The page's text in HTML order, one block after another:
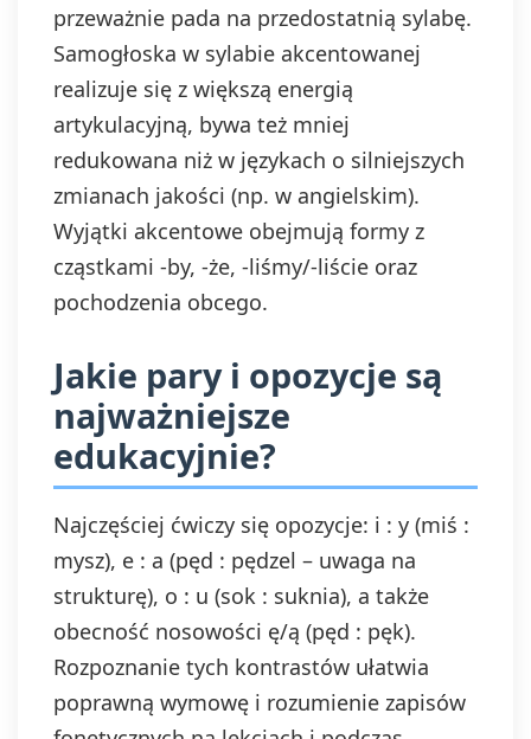
przeważnie pada na przedostatnią sylabę.
Samogłoska w sylabie akcentowanej
realizuje się z większą energią
artykulacyjną, bywa też mniej
redukowana niż w językach o silniejszych
zmianach jakości (np. w angielskim).
Wyjątki akcentowe obejmują formy z
cząstkami -by, -że, -liśmy/-liście oraz
pochodzenia obcego.
Jakie pary i opozycje są
najważniejsze
edukacyjnie?
Najczęściej ćwiczy się opozycje: i : y (miś :
mysz), e : a (pęd : pędzel – uwaga na
strukturę), o : u (sok : suknia), a także
obecność nosowości ę/ą (pęd : pęk).
Rozpoznanie tych kontrastów ułatwia
poprawną wymowę i rozumienie zapisów